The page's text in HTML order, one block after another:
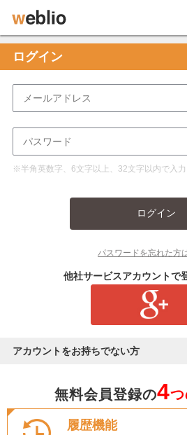
ログイン
※半角英数字、6文字以上、32文字以内で入
ログイン
パスワードを忘れた方
他社サービスアカウントで
アカウントをお持ちでない方
無料会員登録の4
履歴機能